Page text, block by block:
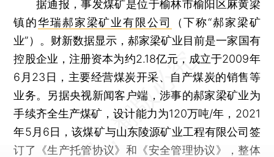
据通报，事发煤矿是位于榆林市榆阳区麻黄梁
镇的华瑞郝家梁矿业有限公司
（下称“郝家梁矿
业”）。财新数据显示，郝家梁矿业目前是一家国有
控股企业，注册资本为约2.18亿元，成立于2009年
6月23日，主要经营煤炭开采、自产煤炭的销售等
业务。另据央视新闻客户端，涉事的郝家梁矿业为
手续齐全生产煤矿，设计能力为120万吨/年，2021
年5月6日，该煤矿与山东陵源矿业工程有限公司签
订了《生产托管协议》和《安全管理协议》，整体